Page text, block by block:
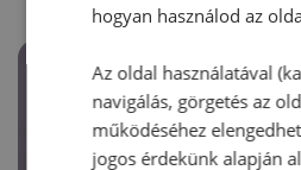
hogyan használod az
Az oldal használatával
navigálás, görgetés az
működéséhez
jogos érdekünk alapján